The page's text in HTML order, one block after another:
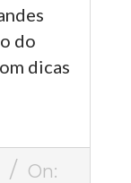
do
dicas
On: